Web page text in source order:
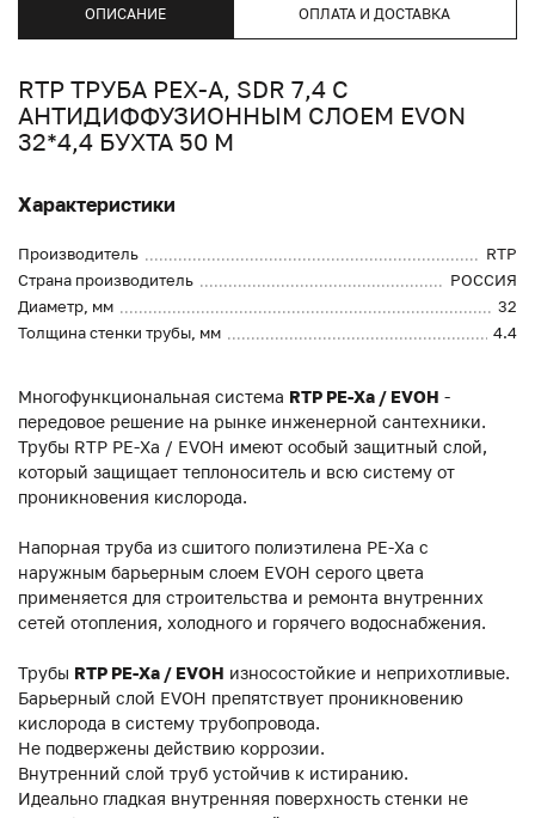
ОПИСАНИЕ ОПЛАТА И ДОСТАВКА
RTP ТРУБА PEX-A, SDR 7,4 С
АНТИДИФФУЗИОННЫМ СЛОЕМ EVON
32*4,4 БУХТА 50 М
Характеристики
Производитель
RTP
Страна производитель
РОССИЯ
Диаметр, мм
32
Толщина стенки трубы, мм
4.4
Многофункциональная система RTP PE-Xa / EVOH -
передовое решение на рынке инженерной сантехники.
Трубы RTP PE-Xa / EVOH имеют особый защитный слой,
который защищает теплоноситель и всю систему от
проникновения кислорода.
Напорная труба из сшитого полиэтилена PE-Xa с
наружным барьерным слоем EVOH серого цвета
применяется для строительства и ремонта внутренних
сетей отопления, холодного и горячего водоснабжения.
Трубы RTP PE-Xa / EVOH износостойкие и неприхотливые.
Барьерный слой EVOH препятствует проникновению
кислорода в систему трубопровода.
Не подвержены действию коррозии.
Внутренний слой труб устойчив к истиранию.
Идеально гладкая внутренняя поверхность стенки не